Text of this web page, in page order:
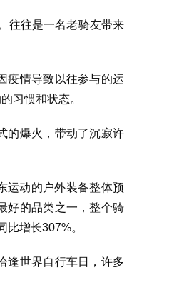
往往是一名老骑友带来
疫情导致以往参与的运
习惯和状态。
的爆火，带动了沉寂许
运动的户外装备整体预
好的品类之一，整个骑
增长307%。
逢世界自行车日，许多